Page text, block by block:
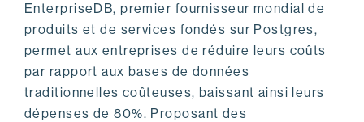
EnterpriseDB, premier fournisseur mondial de
produits et de services fondés sur Postgres,
permet aux entreprises de réduire leurs coûts
par rapport aux bases de données
traditionnelles coûteuses, baissant ainsi leurs
dépenses de 80%. Proposant des